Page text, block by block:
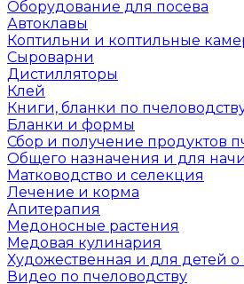
Оборудование для посева
Автоклавы
Коптильни и коптильные
Сыроварни
Дистилляторы
Клей
Книги, бланки по
Бланки и формы
Сбор и получение продуктов
Общего назначения и для
Матководство и селекция
Лечение и корма
Апитерапия
Медоносные растения
Медовая кулинария
Художественная и для детей о
Видео по пчеловодству